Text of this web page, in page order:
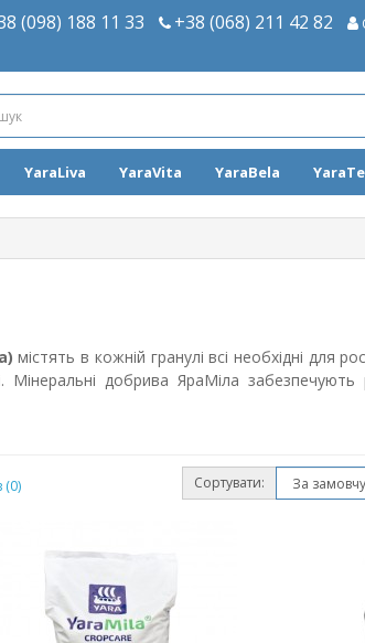
(098) 188 11 33 +38 (068) 211 42 82
YaraLiva YaraVita YaraBela
містять в кожній гранулі всі необхідні для
Мінеральні добрива ЯраМіла забезпечують
(0) Сортувати: